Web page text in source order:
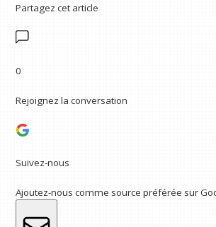
Partagez cet article
0
Rejoignez la conversation
Suivez-nous
Ajoutez-nous comme source préférée sur